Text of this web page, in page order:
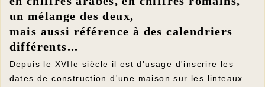
un mélange des deux,
mais aussi référence à des calendriers
différents...
Depuis le XVIIe siècle il est d'usage d'inscrire les
dates de construction d'une maison sur les linteaux